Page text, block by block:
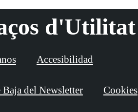
d'Utilitat
Accesibilidad
Baja del Newsletter Cookies